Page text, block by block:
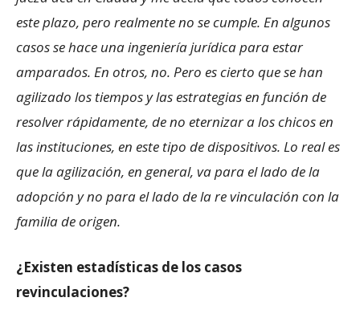
este plazo, pero realmente no se cumple. En algunos
casos se hace una ingeniería jurídica para estar
amparados. En otros, no. Pero es cierto que se han
agilizado los tiempos y las estrategias en función de
resolver rápidamente, de no eternizar a los chicos en
las instituciones, en este tipo de dispositivos. Lo real es
que la agilización, en general, va para el lado de la
adopción y no para el lado de la re vinculación con la
familia de origen.
¿Existen estadísticas de los casos
revinculaciones?